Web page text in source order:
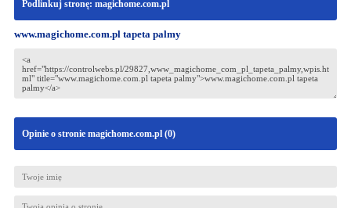
Podlinkuj stronę: magichome.com.pl
www.magichome.com.pl tapeta palmy
Opinie o stronie magichome.com.pl (0)